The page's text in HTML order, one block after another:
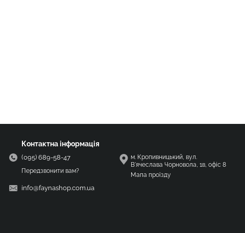
Контактна інформація
(095) 689-58-47
Передзвонити вам?
info@faynashop.com.ua
м. Кропивницький, вул.
В'ячеслава Чорновола, 1в, офіс 8
Мапа проїзду